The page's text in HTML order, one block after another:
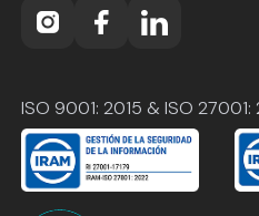
ISO 9001: 2015 & ISO 27001: